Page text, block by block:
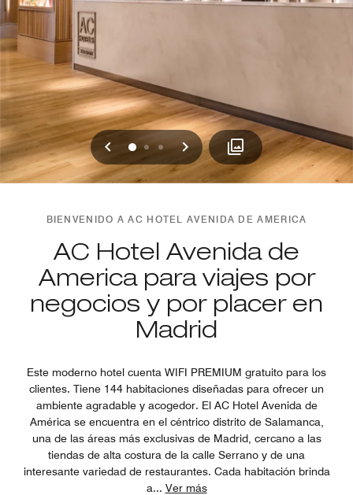
Anterior
012 Siguiente
BIENVENIDO A AC HOTEL AVENIDA DE AMERICA
AC Hotel Avenida de
America para viajes por
negocios y por placer en
Madrid
Este moderno hotel cuenta WIFI PREMIUM gratuito para los
clientes. Tiene 144 habitaciones diseñadas para ofrecer un
ambiente agradable y acogedor. El AC Hotel Avenida de
América se encuentra en el céntrico distrito de Salamanca,
una de las áreas más exclusivas de Madrid, cercano a las
tiendas de alta costura de la calle Serrano y de una
interesante variedad de restaurantes. Cada habitación brinda
a... Ver más